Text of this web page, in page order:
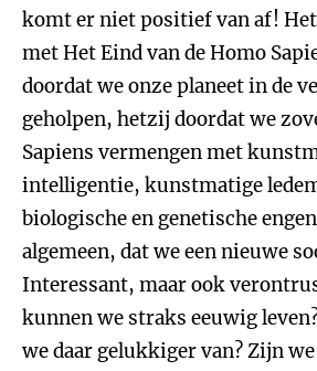
komt er niet positief van af!
met Het Eind van de Homo
doordat we onze planeet in de
geholpen, hetzij doordat we
Sapiens vermengen met
intelligentie, kunstmatige
biologische en genetische
algemeen, dat we een nieuwe
Interessant, maar ook
kunnen we straks eeuwig
we daar gelukkiger van? Zijn